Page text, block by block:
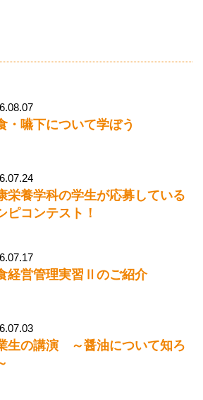
・嚥下について学ぼう
栄養学科の学生が応募している
ピコンテスト！
経営管理実習Ⅱのご紹介
生の講演 ～醤油について知ろ